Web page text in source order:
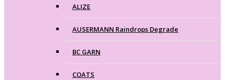
ALIZE
AUSERMANN Raindrops Degrade
BC GARN
COATS